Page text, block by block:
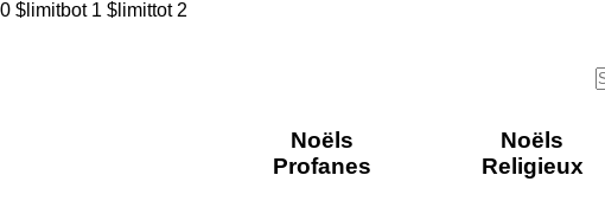
0 $limitbot 1 $limittot 2
Noëls
Profanes
Noëls
Religieux